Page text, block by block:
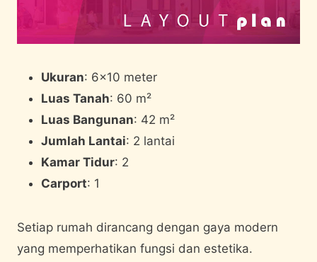
Ukuran: 6×10 meter
Luas Tanah: 60 m²
Luas Bangunan: 42 m²
Jumlah Lantai: 2 lantai
Kamar Tidur: 2
Carport: 1
Setiap rumah dirancang dengan gaya modern
yang memperhatikan fungsi dan estetika.